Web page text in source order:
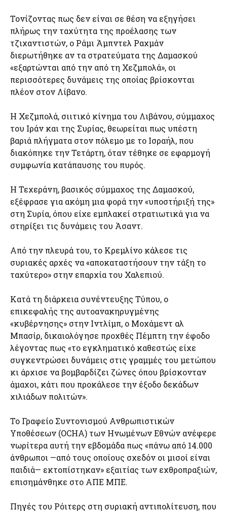
Τονίζοντας πως δεν είναι σε θέση να εξηγήσει
πλήρως την ταχύτητα της προέλασης των
τζιχαντιστών, ο Ράμι Άμπντελ Ραχμάν
διερωτήθηκε αν τα στρατεύματα της Δαμασκού
«εξαρτώνται από την από τη Χεζμπολά», οι
περισσότερες δυνάμεις της οποίας βρίσκονται
πλέον στον Λίβανο.
Η Χεζμπολά, σιιτικό κίνημα του Λιβάνου, σύμμαχος
του Ιράν και της Συρίας, θεωρείται πως υπέστη
βαριά πλήγματα στον πόλεμο με το Ισραήλ, που
διακόπηκε την Τετάρτη, όταν τέθηκε σε εφαρμογή
συμφωνία κατάπαυσης του πυρός.
Η Τεχεράνη, βασικός σύμμαχος της Δαμασκού,
εξέφρασε για ακόμη μια φορά την «υποστήριξή της»
στη Συρία, όπου είχε εμπλακεί στρατιωτικά για να
στηρίξει τις δυνάμεις του Άσαντ.
Από την πλευρά του, το Κρεμλίνο κάλεσε τις
συριακές αρχές να «αποκαταστήσουν την τάξη το
ταχύτερο» στην επαρχία του Χαλεπιού.
Κατά τη διάρκεια συνέντευξης Τύπου, ο
επικεφαλής της αυτοανακηρυγμένης
«κυβέρνησης» στην Ιντλίμπ, ο Μοχάμεντ αλ
Μπασίρ, δικαιολόγησε προχθές Πέμπτη την έφοδο
λέγοντας πως «το εγκληματικό καθεστώς είχε
συγκεντρώσει δυνάμεις στις γραμμές του μετώπου
κι άρχισε να βομβαρδίζει ζώνες όπου βρίσκονταν
άμαχοι, κάτι που προκάλεσε την έξοδο δεκάδων
χιλιάδων πολιτών».
Το Γραφείο Συντονισμού Ανθρωπιστικών
Υποθέσεων (OCHA) των Ηνωμένων Εθνών ανέφερε
νωρίτερα αυτή την εβδομάδα πως «πάνω από 14.000
άνθρωποι —από τους οποίους σχεδόν οι μισοί είναι
παιδιά— εκτοπίστηκαν» εξαιτίας των εχθροπραξιών,
επισημάνθηκε στο ΑΠΕ ΜΠΕ.
Πηγές του Ρόιτερς στη συριακή αντιπολίτευση, που